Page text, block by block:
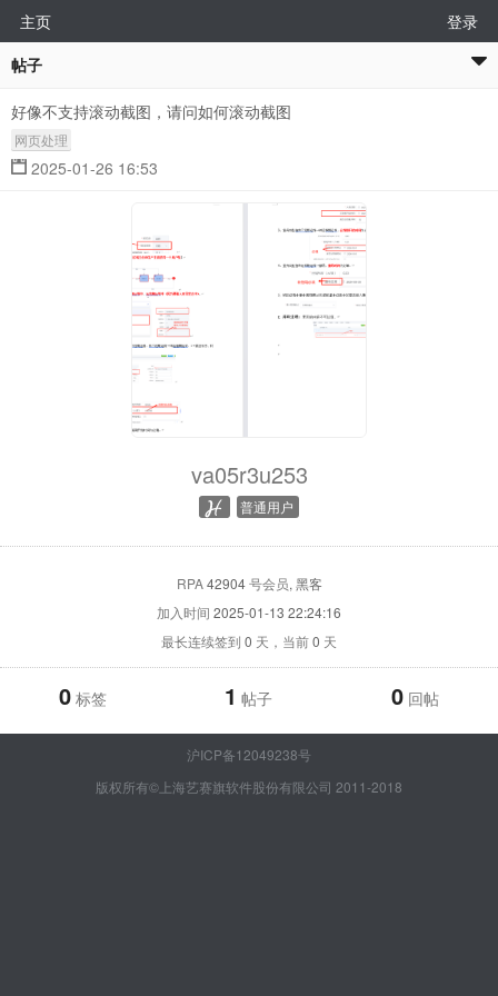
主页
登录
帖子
好像不支持滚动截图，请问如何滚动截图
网页处理
2025-01-26 16:53
va05r3u253
普通用户
RPA42904号会员, 黑客
加入时间 2025-01-13 22:24:16
最长连续签到 0 天，当前0 天
0 标签 1 帖子 0 回帖
沪ICP备12049238号
版权所有©上海艺赛旗软件股份有限公司 2011-2018